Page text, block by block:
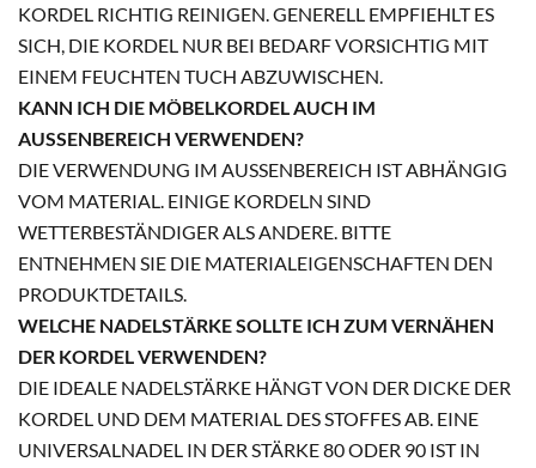
KORDEL RICHTIG REINIGEN. GENERELL EMPFIEHLT ES
SICH, DIE KORDEL NUR BEI BEDARF VORSICHTIG MIT
EINEM FEUCHTEN TUCH ABZUWISCHEN.
KANN ICH DIE MÖBELKORDEL AUCH IM
AUSSENBEREICH VERWENDEN?
DIE VERWENDUNG IM AUSSENBEREICH IST ABHÄNGIG V
OM MATERIAL. EINIGE KORDELN SIND W
ETTERBESTÄNDIGER ALS ANDERE. BITTE E
NTNEHMEN SIE DIE MATERIALEIGENSCHAFTEN DEN P
RODUKTDETAILS.
WELCHE NADELSTÄRKE SOLLTE ICH ZUM VERNÄHEN
DER KORDEL VERWENDEN?
DIE IDEALE NADELSTÄRKE HÄNGT VON DER DICKE DER
KORDEL UND DEM MATERIAL DES STOFFES AB. EINE
UNIVERSALNADEL IN DER STÄRKE 80 ODER 90 IST IN